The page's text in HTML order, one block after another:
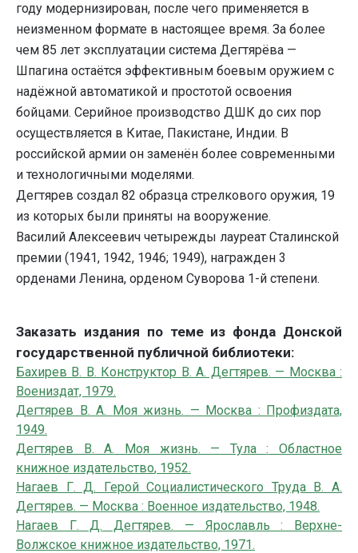
году модернизирован, после чего применяется в
неизменном формате в настоящее время. За более
чем 85 лет эксплуатации система Дегтярёва —
Шпагина остаётся эффективным боевым оружием с
надёжной автоматикой и простотой освоения
бойцами. Серийное производство ДШК до сих пор
осуществляется в Китае, Пакистане, Индии. В
российской армии он заменён более современными
и технологичными моделями.
Дегтярев создал 82 образца стрелкового оружия, 19
из которых были приняты на вооружение.
Василий Алексеевич четырежды лауреат Сталинской
премии (1941, 1942, 1946; 1949), награжден 3
орденами Ленина, орденом Суворова 1-й степени.
Заказать издания по теме из фонда Донской
государственной публичной библиотеки:
Бахирев В. В. Конструктор В. А. Дегтярев. — Москва :
Воениздат, 1979.
Дегтярев В. А.
Моя жизнь. — Москва : Профиздата,
1949.
Дегтярев В. А. Моя жизнь. — Тула: Областное
книжное издательство, 1952.
Нагаев Г. Д. Герой Социалистического Труда В. А.
Дегтярев. — Москва : Военное издательство, 1948.
Нагаев Г. Д. Дегтярев. — Ярославль : Верхне-
Волжское книжное издательство, 1971.